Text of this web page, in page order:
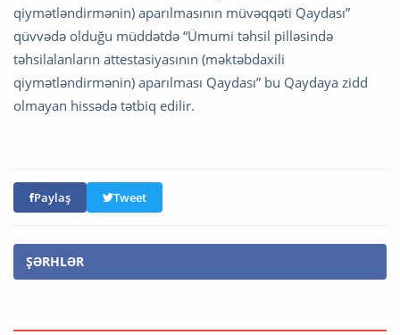
qiymətləndirmənin) aparılmasının müvəqqəti Qaydası”
qüvvədə olduğu müddətdə “Ümumi təhsil pilləsində
təhsilalanların attestasiyasının (məktəbdaxili
qiymətləndirmənin) aparılması Qaydası” bu Qaydaya zidd
olmayan hissədə tətbiq edilir.
Paylaş Tweet
ŞƏRHLƏR